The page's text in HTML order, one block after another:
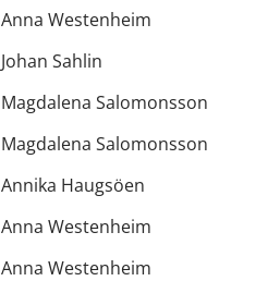
Anna Westenheim
Johan Sahlin
Magdalena Salomonsson
Magdalena Salomonsson
Annika Haugsöen
Anna Westenheim
Anna Westenheim